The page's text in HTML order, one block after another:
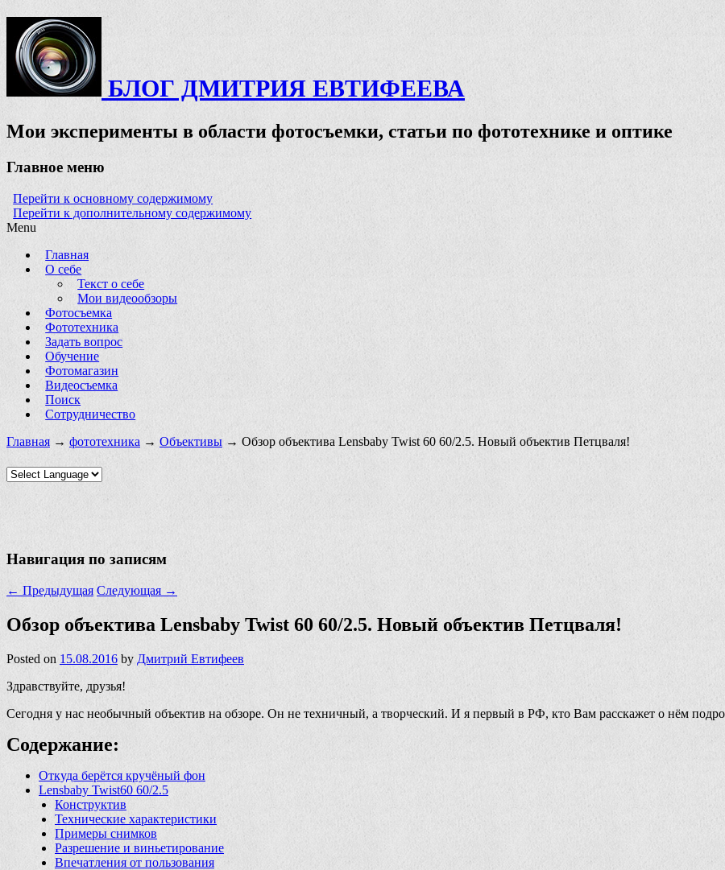
БЛОГ ДМИТРИЯ ЕВТИФЕЕВА
Мои эксперименты в области фотосъемки, статьи по фототехнике и оптике
Главное меню
Перейти к основному содержимому
Перейти к дополнительному содержимому
Menu
Главная
О себе
Текст о себе
Мои видеообзоры
Фотосъемка
Фототехника
Задать вопрос
Обучение
Фотомагазин
Видеосъемка
Поиск
Сотрудничество
Главная → фототехника → Объективы → Обзор объектива Lensbaby Twist 60 60/2.5. Новый объектив Петцваля!
Навигация по записям
← Предыдущая Следующая →
Обзор объектива Lensbaby Twist 60 60/2.5. Новый объектив Петцваля!
Posted on 15.08.2016 by Дмитрий Евтифеев
Здравствуйте, друзья!
Сегодня у нас необычный объектив на обзоре. Он не техничный, а творческий. И я первый в РФ, кто Вам расскажет о нём
Содержание:
Откуда берётся кручёный фон
Lensbaby Twist60 60/2.5
Конструктив
Технические характеристики
Примеры снимков
Разрешение и виньетирование
Впечатления от пользования